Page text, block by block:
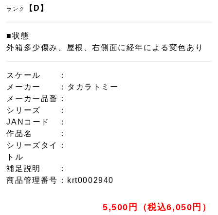
ランク 【D】
■状態
外箱多少傷み、屋根、右側面に経年による変色あり
スケール
：
メーカー
：タカラトミー
メーカー品番
：
シリーズ
：
JANコード
：
作品名
：
シリーズタイ
トル
：
補足説明
：
商品管理番号 ：krt0002940
5,500円（税込6,050円）